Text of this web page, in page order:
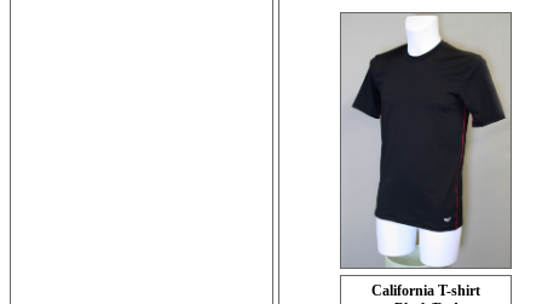
California T-shirt